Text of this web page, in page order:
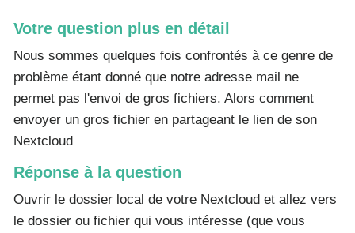
Votre question plus en détail
Nous sommes quelques fois confrontés à ce genre de
problème étant donné que notre adresse mail ne
permet pas l'envoi de gros fichiers. Alors comment
envoyer un gros fichier en partageant le lien de son
Nextcloud
Réponse à la question
Ouvrir le dossier local de votre Nextcloud et allez vers
le dossier ou fichier qui vous intéresse (que vous